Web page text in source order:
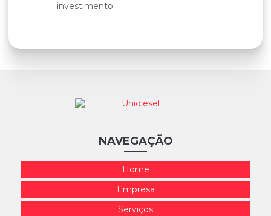
investimento..
NAVEGAÇÃO
Home
Empresa
Serviços